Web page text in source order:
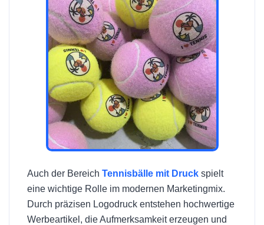
Auch der Bereich Tennisbälle mit Druck spielt
eine wichtige Rolle im modernen Marketingmix.
Durch präzisen Logodruck entstehen hochwertige
Werbeartikel, die Aufmerksamkeit erzeugen und